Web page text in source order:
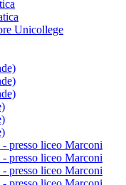
Unicollege
presso liceo Marconi
presso liceo Marconi
presso liceo Marconi